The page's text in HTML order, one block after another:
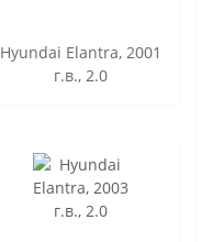
Hyundai Elantra, 2001
г.в., 2.0